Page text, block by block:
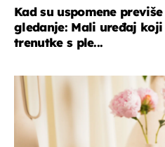
Kad su uspomene
gledanje: Mali uređaj
trenutke s ple...
moda & ljepota